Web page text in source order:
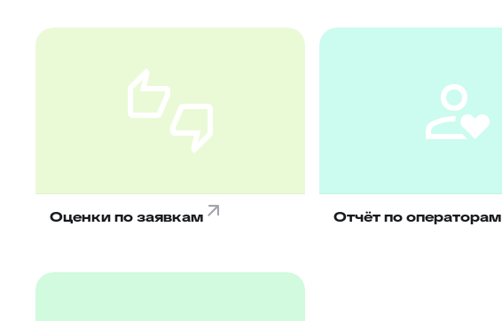
Оценки по заявкам Отчёт по операторам